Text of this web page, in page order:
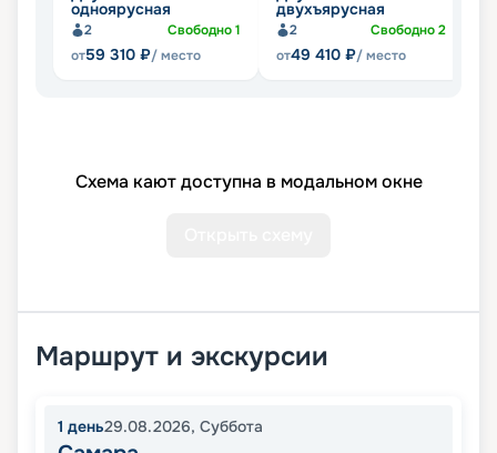
одноярусная
2 Свободно1
от59 310 ₽/ место
двухъярусная
2 Свободно2
от49 410 ₽/ место
Схема кают доступна в модальном окне
Маршрут и экскурсии
1 день29.08.2026, Суббота